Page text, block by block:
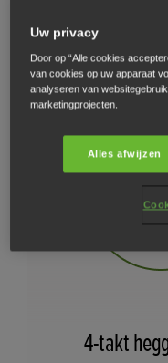
4-takt
Uw privacy
Door op “Alle cookies
van cookies op uw apparaat
analyseren van
marketingprojecten.
Alles afwijzen